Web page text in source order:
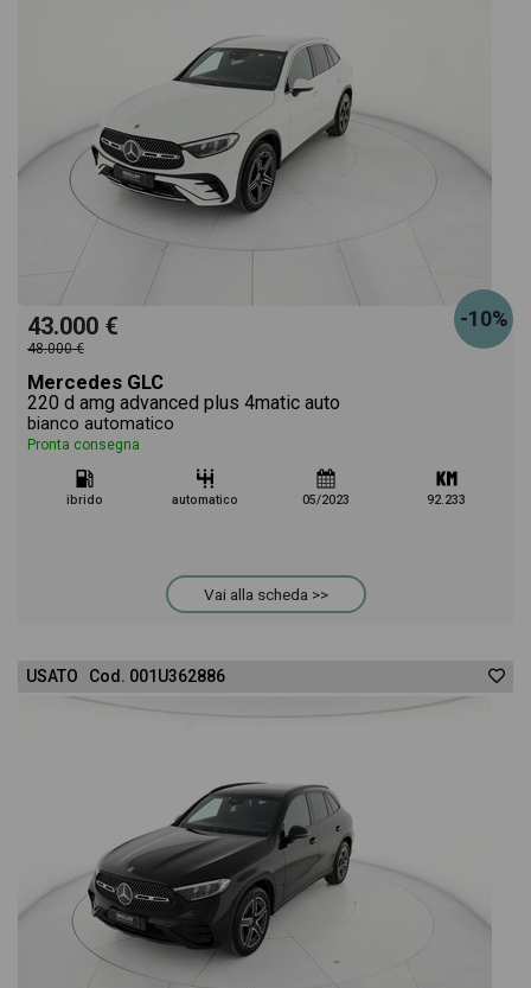
-10%
43.000 €
48.000 €
Mercedes GLC
220 d amg advanced plus 4matic auto
bianco automatico
Pronta consegna
ibrido automatico 05/2023 92.233
Vai alla scheda >>
USATO Cod. 001U362886